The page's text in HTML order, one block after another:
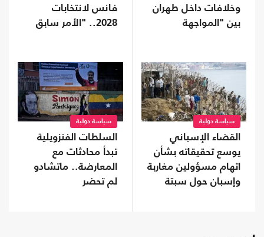
وخلافات داخل طهران
بين "المواجهة
فانس لانتخابات
2028.. "الأمر سابق
سياسة دولية
القضاء الإسباني
يوسع تحقيقاته بشأن
اتهام مسؤولين مغاربة
وإسبان حول سبتة
سياسة دولية
السلطات الفنزويلية
تبدأ محادثات مع
المعارضة.. ماتشادو
لم تحضر